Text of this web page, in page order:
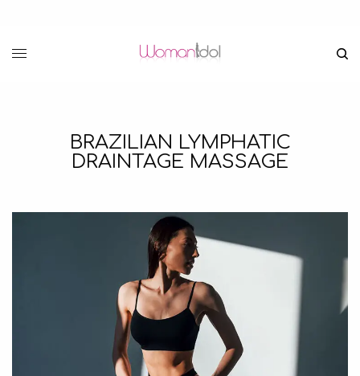
BRAZILIAN LYMPHATIC
DRAINTAGE MASSAGE